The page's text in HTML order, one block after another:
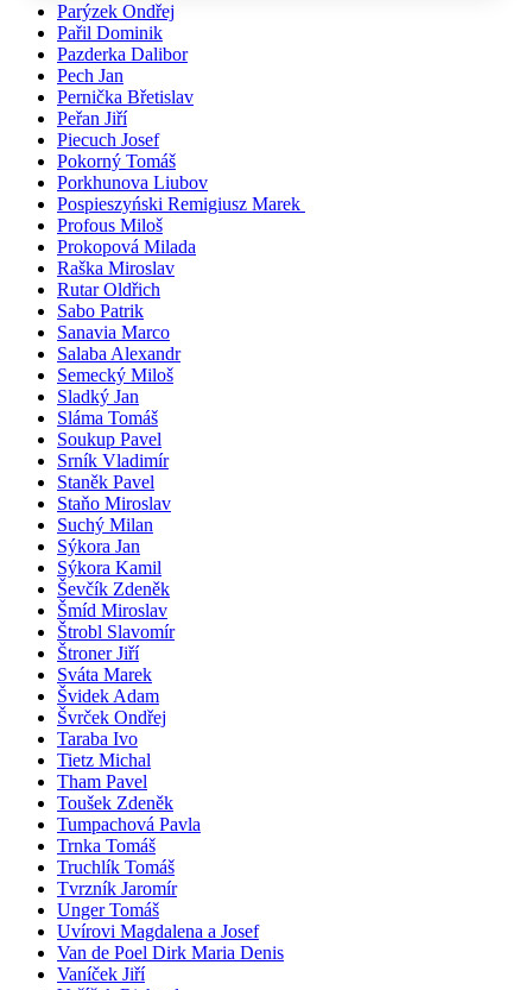
Parýzek Ondřej
Pařil Dominik
Pazderka Dalibor
Pech Jan
Pernička Břetislav
Peřan Jiří
Piecuch Josef
Pokorný Tomáš
Porkhunova Liubov
Pospieszyński Remigiusz Marek
Profous Miloš
Prokopová Milada
Raška Miroslav
Rutar Oldřich
Sabo Patrik
Sanavia Marco
Salaba Alexandr
Semecký Miloš
Sladký Jan
Sláma Tomáš
Soukup Pavel
Srník Vladimír
Staněk Pavel
Staňo Miroslav
Suchý Milan
Sýkora Jan
Sýkora Kamil
Ševčík Zdeněk
Šmíd Miroslav
Štrobl Slavomír
Štroner Jiří
Sváta Marek
Švidek Adam
Švrček Ondřej
Taraba Ivo
Tietz Michal
Tham Pavel
Toušek Zdeněk
Tumpachová Pavla
Trnka Tomáš
Truchlík Tomáš
Tvrzník Jaromír
Unger Tomáš
Uvírovi Magdalena a Josef
Van de Poel Dirk Maria Denis
Vaníček Jiří